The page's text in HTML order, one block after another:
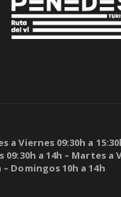
a Viernes 09:30h a
a 14h – Martes a
– Domingos 10h a 14h